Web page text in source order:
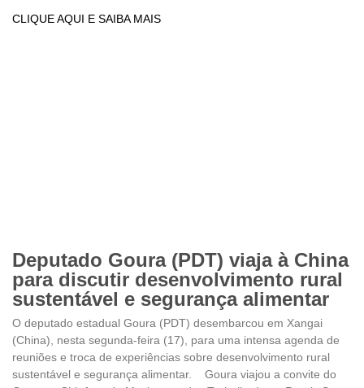
CLIQUE AQUI E SAIBA MAIS
Deputado Goura (PDT) viaja à China
para discutir desenvolvimento rural
sustentável e segurança alimentar
O deputado estadual Goura (PDT) desembarcou em Xangai
(China), nesta segunda-feira (17), para uma intensa agenda de
reuniões e troca de experiências sobre desenvolvimento rural
sustentável e segurança alimentar. Goura viajou a convite do